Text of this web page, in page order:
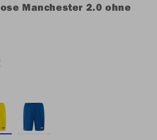
Manchester 2.0 ohne